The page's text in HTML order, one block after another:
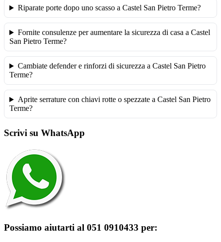
Riparate porte dopo uno scasso a Castel San Pietro Terme?
Fornite consulenze per aumentare la sicurezza di casa a Castel
San Pietro Terme?
Cambiate defender e rinforzi di sicurezza a Castel San Pietro
Terme?
Aprite serrature con chiavi rotte o spezzate a Castel San Pietro
Terme?
Scrivi su WhatsApp
Possiamo aiutarti al 051 0910433 per: